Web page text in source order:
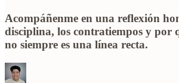
Acompáñenme en una reflexión
disciplina, los contratiempos y por
no siempre es una línea recta.